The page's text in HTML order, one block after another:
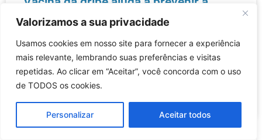
Valorizamos a sua privacidade
Usamos cookies em nosso site para fornecer a experiência
mais relevante, lembrando suas preferências e visitas
repetidas. Ao clicar em “Aceitar”, você concorda com o uso
de TODOS os cookies.
Personalizar Aceitar todos
doença
Vacina da gripe ajuda a prevenir a doença
LER MAIS »
9 de abril de 2023 Nenhum comentário